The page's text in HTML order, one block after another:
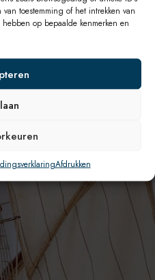
toestemming of het intrekken van
op bepaalde kenmerken en
Afdrukken